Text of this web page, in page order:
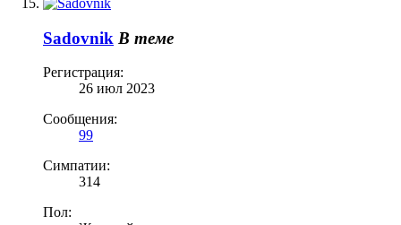
Sadovnik В теме
Регистрация:
26 июл 2023
Сообщения:
99
Симпатии:
314
Пол: